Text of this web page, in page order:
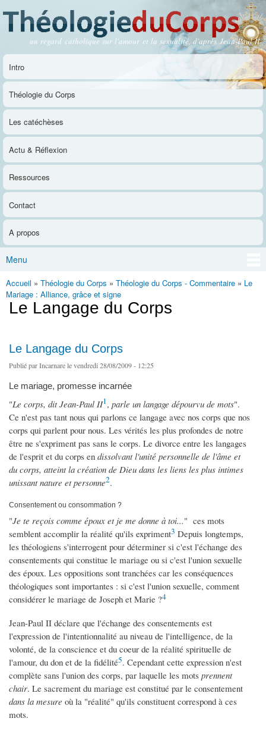
contenu
principal
Théologie du Corps
un regard catholique sur l'amour et la sexualité, d'après Jean-Paul II
Menu principal
Intro
Théologie du Corps
Les catéchèses
Actu & Réflexion
Ressources
Contact
A propos
Menu
Vous êtes ici
Accueil » Théologie du Corps » Théologie du Corps - Commentaire » Le
Mariage : Alliance, grâce et signe
Le Langage du Corps
Le Langage du Corps
Publié parIncarnarele vendredi 28/08/2009 - 12:25
Le mariage, promesse incarnée
"Le corps, dit Jean-Paul II1, parle un langage dépourvu de mots".
Ce n'est pas tant nous qui parlons ce langage avec nos corps que nos
corps qui parlent pour nous. Les vérités les plus profondes de notre
être ne s'expriment pas sans le corps. Le divorce entre les langages
de l'esprit et du corps en dissolvant l'unité personnelle de l'âme et
du corps, atteint la création de Dieu dans les liens les plus intimes
unissant nature et personne2.
Consentement ou consommation ?
"Je te reçois comme époux et je me donne à toi..." ces mots
semblent accomplir la réalité qu'ils expriment3 Depuis longtemps,
les théologiens s'interrogent pour déterminer si c'est l'échange des
consentements qui constitue le mariage ou si c'est l'union sexuelle
des époux. Les oppositions sont tranchées car les conséquences
théologiques sont importantes : si c'est l'union sexuelle, comment
considérer le mariage de Joseph et Marie ?4
Jean-Paul II déclare que l'échange des consentements est
l'expression de l'intentionnalité au niveau de l'intelligence, de la
volonté, de la conscience et du coeur de la réalité spirituelle de
l'amour, du don et de la fidélité5. Cependant cette expression n'est
complète sans l'union des corps, par laquelle les mots prennent
chair. Le sacrement du mariage est constitué par le consentement
dans la mesure où la "réalité" qu'ils constituent correspond à ces
mots.